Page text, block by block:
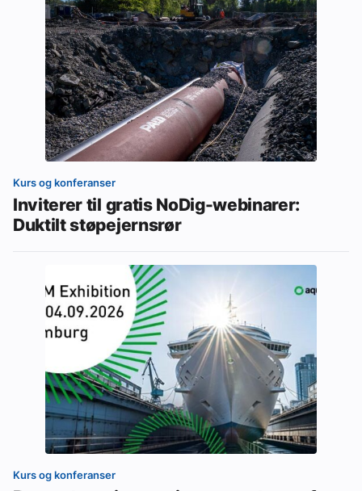
Kurs og konferanser
Inviterer til gratis NoDig-webinarer:
Duktilt støpejernsrør
Kurs og konferanser